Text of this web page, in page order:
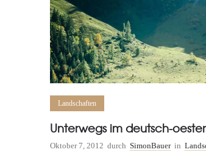
Landschaften
Unterwegs im deutsch-
Oktober 7, 2012 durch SimonBauer in